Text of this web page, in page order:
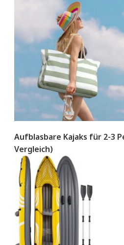
Aufblasbare Kajaks für 2-3
Vergleich)